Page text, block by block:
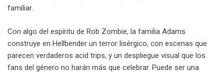
familiar.
Con algo del espíritu de Rob Zombie, la familia Adams
construye en Hellbender un terror lisérgico, con escenas que
parecen verdaderos acid trips, y un despliegue visual que los
fans del género no harán más que celebrar. Puede ser una